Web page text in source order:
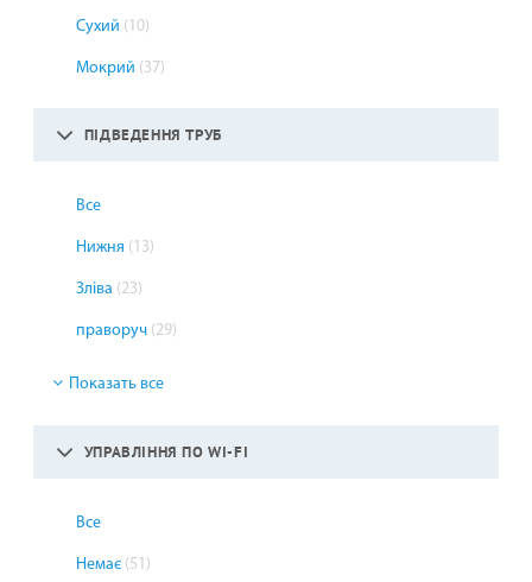
Сухий (10)
Мокрий (37)
ПІДВЕДЕННЯ ТРУБ
Все
Нижня (13)
Зліва (23)
праворуч (29)
Показать все
УПРАВЛІННЯ ПО WI-FI
Все
Немає (51)